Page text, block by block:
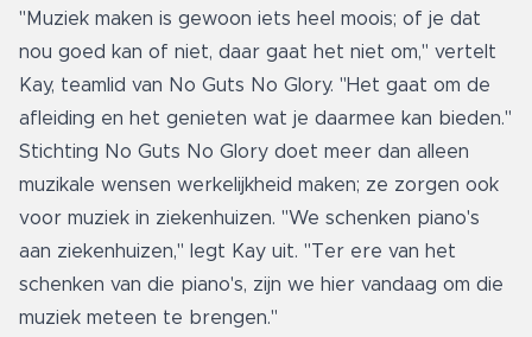
"Muziek maken is gewoon iets heel moois; of je dat
nou goed kan of niet, daar gaat het niet om," vertelt
Kay, teamlid van No Guts No Glory. "Het gaat om de
afleiding en het genieten wat je daarmee kan bieden."
Stichting No Guts No Glory doet meer dan alleen
muzikale wensen werkelijkheid maken; ze zorgen ook
voor muziek in ziekenhuizen. "We schenken piano's
aan ziekenhuizen," legt Kay uit. "Ter ere van het
schenken van die piano's, zijn we hier vandaag om die
muziek meteen te brengen."